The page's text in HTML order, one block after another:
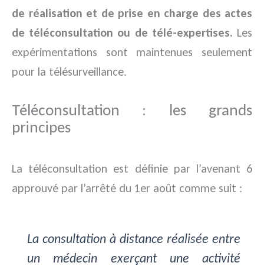
de réalisation et de prise en charge des actes
de téléconsultation ou de télé-expertises. Les
expérimentations sont maintenues seulement
pour la télésurveillance.
Téléconsultation : les grands
principes
La téléconsultation est définie par l’avenant 6
approuvé par l’arrêté du 1er août comme suit :
La consultation à distance réalisée entre
un médecin exerçant une activité